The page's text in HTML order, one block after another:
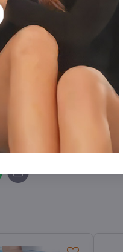
Strumpfhosen unter 10 DEN
E-
mail